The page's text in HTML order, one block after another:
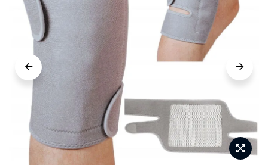
images
gallery